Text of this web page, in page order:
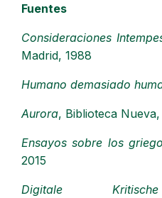
Fuentes
Consideraciones
Madrid, 1988
Humano demasiado
Aurora, Biblioteca
Ensayos sobre los
2015
Digitale